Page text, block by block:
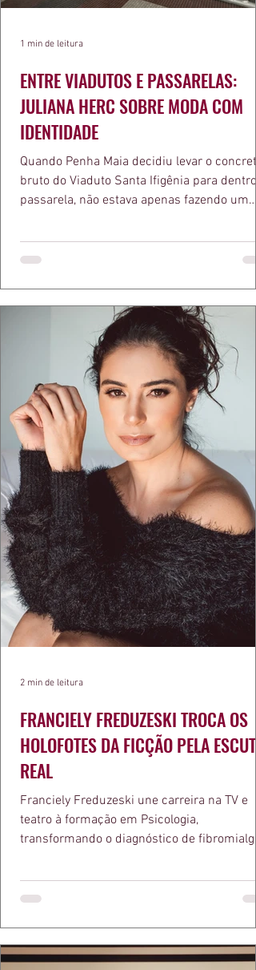
ENTRE VIADUTOS E PASSARELAS:
JULIANA HERC SOBRE MODA COM
IDENTIDADE
Quando Penha Maia decidiu levar o concreto
bruto do Viaduto Santa Ifigênia para dentro
passarela, não estava apenas fazendo um
a apresentadora e influenciadora Juliana
defende há tempos, o de que moda
estruturas geométricas, volumes
aquele concreto aparente típico da
arquitetura paulistana em peças de vestir,
1 min de leitura
FRANCIELY FREDUZESKI TROCA OS
HOLOFOTES DA FICÇÃO PELA ESCUTA
REAL
Franciely Freduzeski une carreira na TV e
teatro à formação em Psicologia,
transformando o diagnóstico de fibromialgia
medalha Chiquinha Gonzaga.
2 min de leitura